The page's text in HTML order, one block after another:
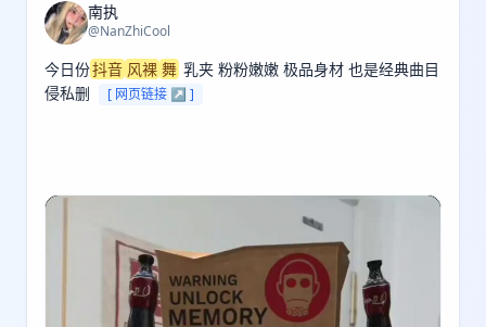
南执
@NanZhiCool
今日份抖音 风裸 舞 乳夹 粉粉嫩嫩 极品身材 也是经典曲目
侵私删
[ 网页链接 ↗ ]